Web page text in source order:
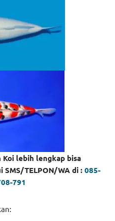
lebih lengkap bisa
SMS/TELPON/WA di : 085-
791